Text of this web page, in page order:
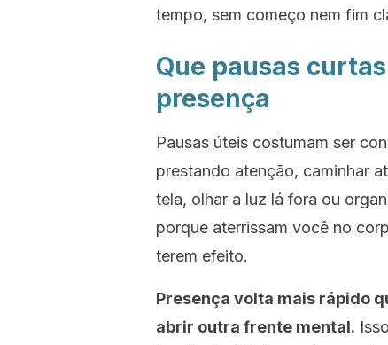
tempo, sem começo nem fim
Que pausas
presença
Pausas úteis costumam ser
prestando atenção, caminhar
tela, olhar a luz lá fora ou
porque aterrissam você no
terem efeito.
Presença volta mais rápido
abrir outra frente mental.